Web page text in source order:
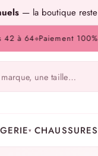
— la boutique
à 64◆Paiement 100%
▾ CHAUSSURES